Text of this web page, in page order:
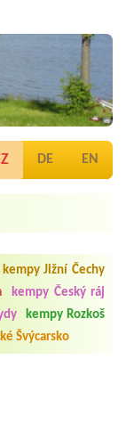
DE EN
kempy Jižní Čechy
kempy Český ráj
kempy Rozkoš
Švýcarsko